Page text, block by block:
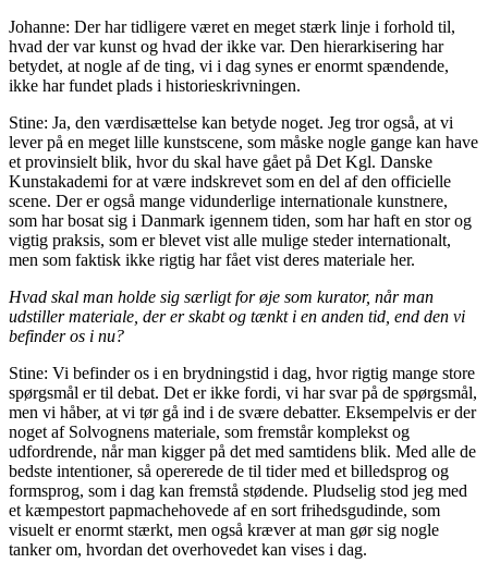
Johanne: Der har tidligere været en meget stærk linje i forhold til,
hvad der var kunst og hvad der ikke var. Den hierarkisering har
betydet, at nogle af de ting, vi i dag synes er enormt spændende,
ikke har fundet plads i historieskrivningen.
Stine: Ja, den værdisættelse kan betyde noget. Jeg tror også, at vi
lever på en meget lille kunstscene, som måske nogle gange kan have
et provinsielt blik, hvor du skal have gået på Det Kgl. Danske
Kunstakademi for at være indskrevet som en del af den officielle
scene. Der er også mange vidunderlige internationale kunstnere,
som har bosat sig i Danmark igennem tiden, som har haft en stor og
vigtig praksis, som er blevet vist alle mulige steder internationalt,
men som faktisk ikke rigtig har fået vist deres materiale her.
Hvad skal man holde sig særligt for øje som kurator, når man
udstiller materiale, der er skabt og tænkt i en anden tid, end den vi
befinder os i nu?
Stine: Vi befinder os i en brydningstid i dag, hvor rigtig mange store
spørgsmål er til debat. Det er ikke fordi, vi har svar på de spørgsmål,
men vi håber, at vi tør gå ind i de svære debatter. Eksempelvis er der
noget af Solvognens materiale, som fremstår komplekst og
udfordrende, når man kigger på det med samtidens blik. Med alle de
bedste intentioner, så opererede de til tider med et billedsprog og
formsprog, som i dag kan fremstå stødende. Pludselig stod jeg med
et kæmpestort papmachehovede af en sort frihedsgudinde, som
visuelt er enormt stærkt, men også kræver at man gør sig nogle
tanker om, hvordan det overhovedet kan vises i dag.